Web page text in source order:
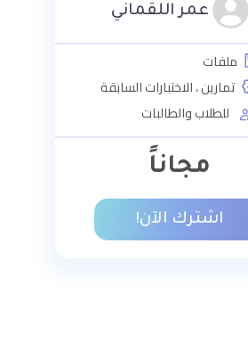
عمر اللقماني
ملفات
تمارين ، الاختبارات السابقة
للطلاب والطالبات
مجاناً
اشترك الآن!
دورة احترافية